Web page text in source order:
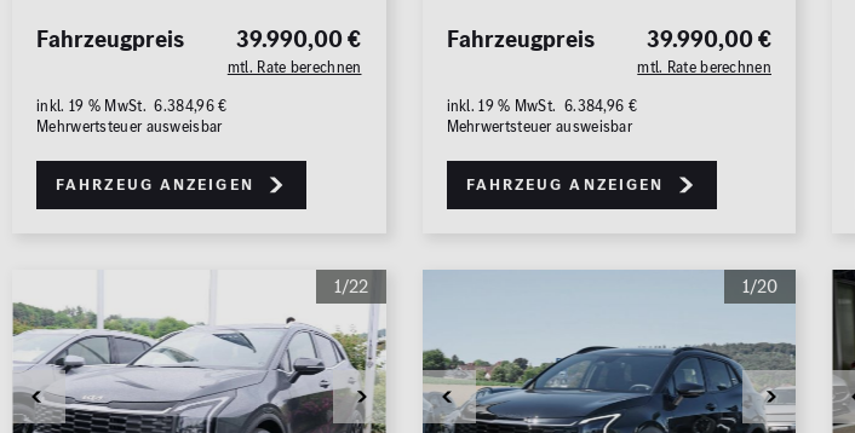
39.990,00 €
mtl. Rate berechnen
Fahrzeugpreis
inkl. 19 % MwSt. 6.384,96 €
Mehrwertsteuer ausweisbar
Fahrzeug anzeigen
39.990,00 €
mtl. Rate berechnen
Fahrzeugpreis
inkl. 19 % MwSt. 6.384,96 €
Mehrwertsteuer ausweisbar
Fahrzeug anzeigen
1/22 1/20